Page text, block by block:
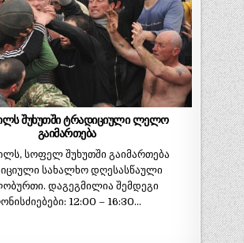
შუხუთში ტრადიციული ლელო
გაიმართება
სოფელ შუხუთში გაიმართება
სახალხო დღესასწაული
დაგეგმილია შემდეგი
12:00 – 16:30…